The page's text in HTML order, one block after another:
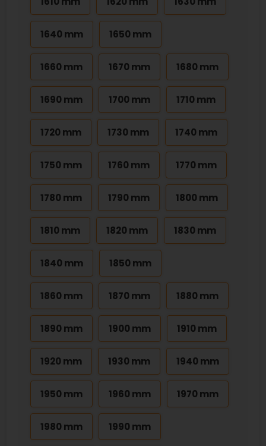
1640 mm 1650 mm
1660 mm 1670 mm 1680 mm
1690 mm 1700 mm 1710 mm
1720 mm 1730 mm 1740 mm
1750 mm 1760 mm 1770 mm
1780 mm 1790 mm 1800 mm
1810 mm 1820 mm 1830 mm
1840 mm 1850 mm
1860 mm 1870 mm 1880 mm
1890 mm 1900 mm 1910 mm
1920 mm 1930 mm 1940 mm
1950 mm 1960 mm 1970 mm
1980 mm 1990 mm